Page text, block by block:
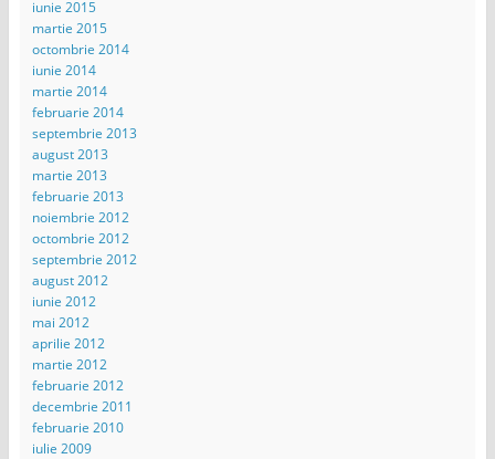
iunie 2015
martie 2015
octombrie 2014
iunie 2014
martie 2014
februarie 2014
septembrie 2013
august 2013
martie 2013
februarie 2013
noiembrie 2012
octombrie 2012
septembrie 2012
august 2012
iunie 2012
mai 2012
aprilie 2012
martie 2012
februarie 2012
decembrie 2011
februarie 2010
iulie 2009